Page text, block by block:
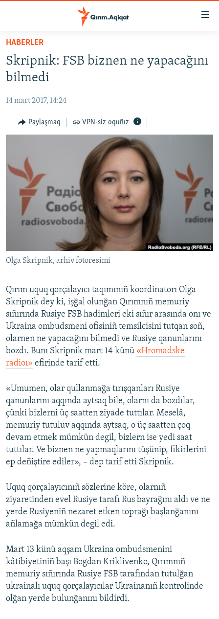
Esas
qaytmaq
Baş
qaytmaq
qaytmaq
HABERLER
SİYASET
CEMİYET
MEDENİYET
VİDEO
SÜRET
BLOGLAR
FİKİR
Українською
RFE/RS bütün saytları
HABERLER
Skripnik: FSB biznen ne yapacağını
bilmedi
14 mart 2017, 14:24
Paylaşmaq VPN-siz oquñız
Olga Skripnik, arhiv fotoresimi
Qırım uquq qorçalayıcı taqımınıñ koordinatorı Olga
Skripnik dey ki, işğal olunğan Qırımnıñ memuriy
sıñırında Rusiye FSB hadimleri eki sıñır arasında onı ve
Ukraina ombudsmeni ofisiniñ temsilcisini tutqan soñ,
olarnen ne yapacağını bilmedi ve Rusiye qanunlarını
bozdı. Bunı Skripnik mart 14 künü «Hromadske
radioı» efirinde tarif etti.
«Umumen, olar qullanmağa tırışqanları Rusiye
qanunlarını aqqında aytsaq bile, olarnı da bozdılar,
çünki bizlerni üç saatten ziyade tuttılar. Meselâ,
memuriy tutuluv aqqında aytsaq, o üç saatten çoq
devam etmek mümkün degil, bizlern ise yedi saat
tuttılar. Ve biznen ne yapmaqlarını tüşünip, fikirlerini
ep deñiştire ediler», – dep tarif etti Skripnik.
Uquq qorçalayıcınıñ sözlerine köre, olarnıñ
ziyaretinden evel Rusiye tarafı Rus bayrağını aldı ve ne
yerde Rusiyeniñ nezaret etken toprağı başlanğanını
añlamağa mümkün degil edi.
Mart 13 künü aqşam Ukraina ombudsmenini
kâtibiyetiniñ başı Bogdan Kriklivenko, Qırımnıñ
memuriy sıñırında Rusiye FSB tarafından tutulğan
ukrainalı uquq qorçalayıcılar Ukrainanıñ kontrolinde
olğan yerde bulunğanını bildirdi.